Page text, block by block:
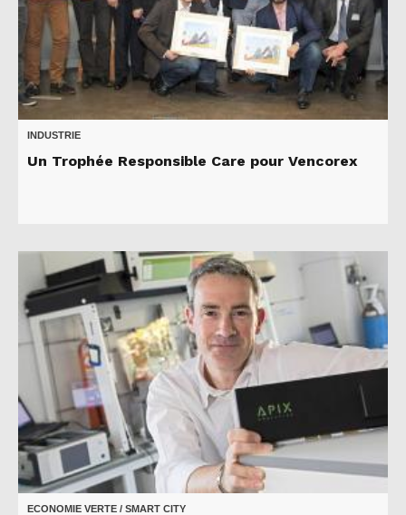
INDUSTRIE
Un Trophée Responsible Care pour Vencorex
ECONOMIE VERTE / SMART CITY